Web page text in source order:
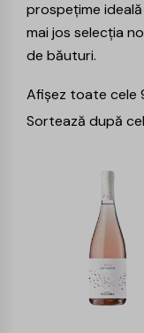
prospețime
mai jos selecția
de băuturi.
Afișez toate cele